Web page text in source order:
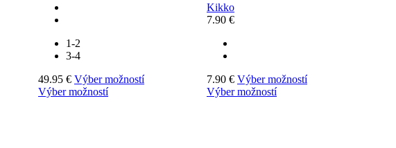
1-2
3-4
49.95 € Výber možností
Výber možností
Kikko
7.90 €
7.90 € Výber možností
Výber možností